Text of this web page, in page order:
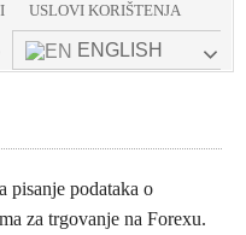
USLOVI KORIŠTENJA
ENGLISH
pisanje podataka o
za trgovanje na Forexu.